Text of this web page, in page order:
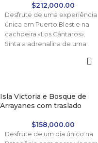
$212,000.00
Desfrute de uma experiência
única em Puerto Blest e na
cachoeira «Los Cántaros».
Sinta a adrenalina de uma
ingresso agora e conecte-se
com um ambiente natural
espetacular.
✅ Reservá tu lugar hoy
pagando solo la seña — el
Isla Victoria e Bosque de
Arrayanes com traslado
$158,000.00
Desfrute de um dia único na